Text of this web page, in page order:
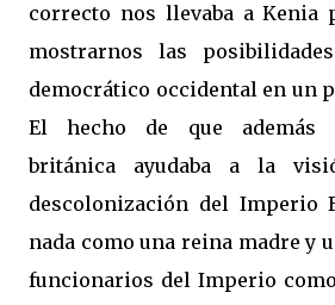
correcto nos llevaba a Kenia
mostrarnos las
democrático occidental en un
El hecho de que además
británica ayudaba a la
descolonización del Imperio
nada como una reina madre y
funcionarios del Imperio